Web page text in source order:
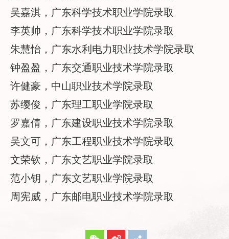
吴嘉淇，广东科学技术职业学院录取
李英帅，广东科学技术职业学院录取
朱慧怡，广东水利电力职业技术学院录取
钟盈盈，广东交通职业技术学院录取
许健豪，中山职业技术学院录取
苏缨俊，广东理工职业学院录取
罗嘉倩，广东建设职业技术学院录取
吴文可，广东工程职业技术学院录取
文荣钦，广东文艺职业学院录取
范小钥，广东文艺职业学院录取
周宪威，广东邮电职业技术学院录取